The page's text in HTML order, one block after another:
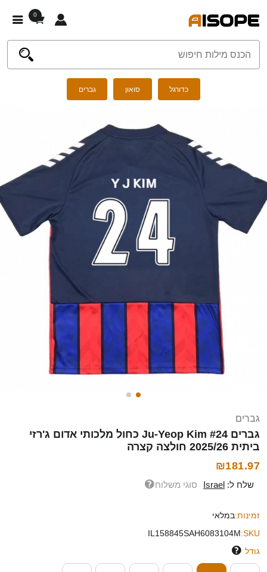
0
כדורגל סואון גברים
גברים
גברים Ju-Yeop Kim #24 כחול מלכותי אדום ג'רזי
ביתית 2025/26 חולצה קצרה
₪181.97
שלח ל: Israel סוגי משלוח
זמינות:במלאי
SKU:
IL158845SAH6083104M
גודל